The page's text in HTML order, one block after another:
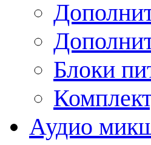
Блоки
Аудио